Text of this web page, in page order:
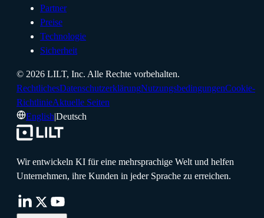
Partner
Preise
Technologie
Sicherheit
© 2026 LILT, Inc. Alle Rechte vorbehalten.
RechtlichesDatenschutzerklärungNutzungsbedingungenCookie-
RichtlinieAktuelle Seiten
English|Deutsch
Wir entwickeln KI für eine mehrsprachige Welt und helfen
Unternehmen, ihre Kunden in jeder Sprache zu erreichen.